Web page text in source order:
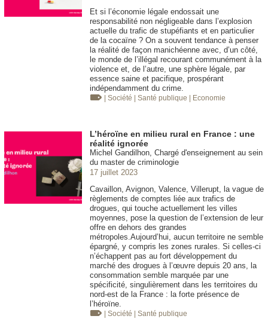
Et si l’économie légale endossait une
responsabilité non négligeable dans l’explosion
actuelle du trafic de stupéfiants et en particulier
de la cocaïne ? On a souvent tendance à penser
la réalité de façon manichéenne avec, d’un côté,
le monde de l’illégal recourant communément à la
violence et, de l’autre, une sphère légale, par
essence saine et pacifique, prospérant
indépendamment du crime.
| Société | Santé publique | Economie
L’héroïne en milieu rural en France : une
réalité ignorée
Michel Gandilhon, Chargé d'enseignement au sein
du master de criminologie
17 juillet 2023
Cavaillon, Avignon, Valence, Villerupt, la vague de
règlements de comptes liée aux trafics de
drogues, qui touche actuellement les villes
moyennes, pose la question de l’extension de leur
offre en dehors des grandes
métropoles.Aujourd’hui, aucun territoire ne semble
épargné, y compris les zones rurales. Si celles-ci
n’échappent pas au fort développement du
marché des drogues à l’œuvre depuis 20 ans, la
consommation semble marquée par une
spécificité, singulièrement dans les territoires du
nord-est de la France : la forte présence de
l’héroïne.
| Société | Santé publique